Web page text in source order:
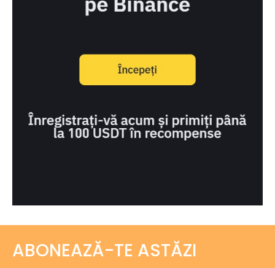
ABONEAZĂ-TE ASTĂZI